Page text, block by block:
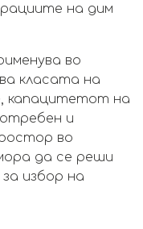
на дим
во
класата на
капацитетот на
и
во
да се реши
избор на